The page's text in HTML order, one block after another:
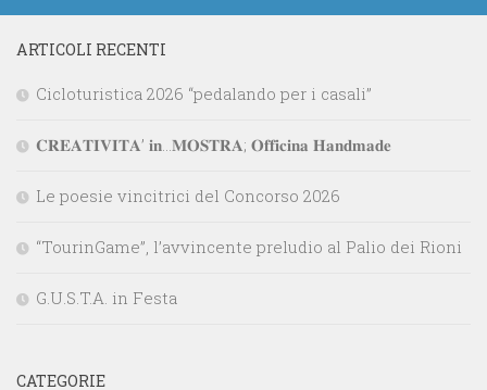
ARTICOLI RECENTI
Cicloturistica 2026 “pedalando per i casali”
𝐂𝐑𝐄𝐀𝐓𝐈𝐕𝐈𝐓𝐀’ 𝐢𝐧…𝐌𝐎𝐒𝐓𝐑𝐀; 𝐎𝐟𝐟𝐢𝐜𝐢𝐧𝐚 𝐇𝐚𝐧𝐝𝐦𝐚𝐝𝐞
Le poesie vincitrici del Concorso 2026
“TourinGame”, l’avvincente preludio al Palio dei Rioni
G.U.S.T.A. in Festa
CATEGORIE